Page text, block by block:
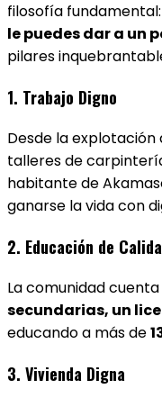
filosofía fundamental:
le puedes dar a un
pilares
1. Trabajo Digno
Desde la
talleres de
habitante de
ganarse la vida con
2. Educación de
La comunidad
secundarias, un
educando a más de
3. Vivienda Digna